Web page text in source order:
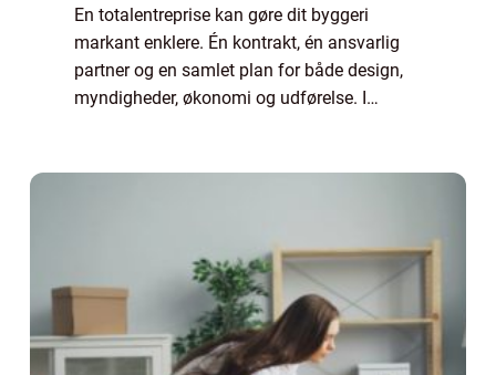
En totalentreprise kan gøre dit byggeri
markant enklere. Én kontrakt, én ansvarlig
partner og en samlet plan for både design,
myndigheder, økonomi og udførelse. I